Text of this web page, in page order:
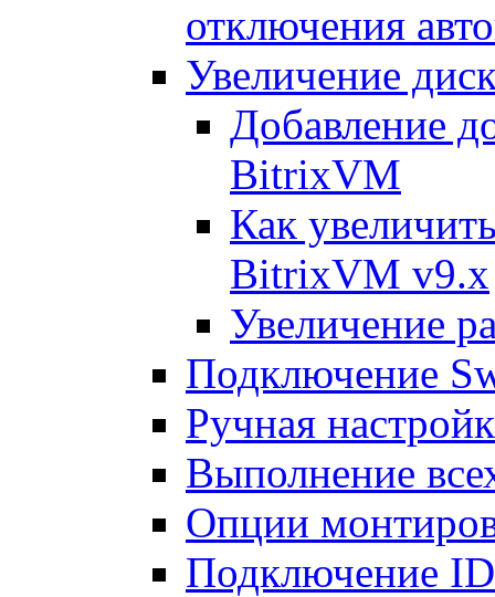
отключения
Увеличение
Добавление
BitrixVM
Как
BitrixVM v9.x
Увеличение
Подключение
Ручная
Выполнение
Опции
Подключение